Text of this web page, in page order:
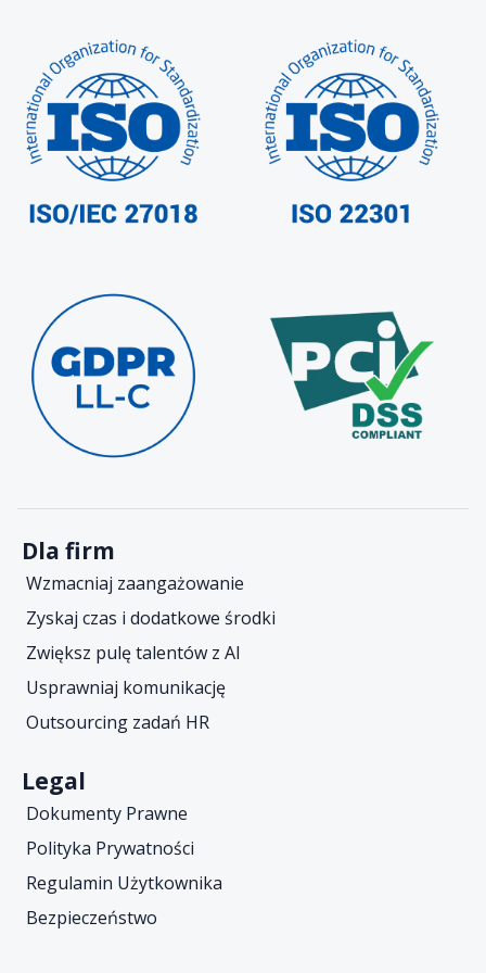
Dla firm
Wzmacniaj zaangażowanie
Zyskaj czas i dodatkowe środki
Zwiększ pulę talentów z AI
Usprawniaj komunikację
Outsourcing zadań HR
Legal
Dokumenty Prawne
Polityka Prywatności
Regulamin Użytkownika
Bezpieczeństwo